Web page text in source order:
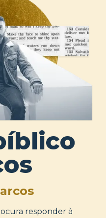
responder à